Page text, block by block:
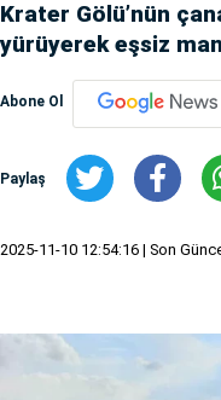
Krater Gölü’nün
yürüyerek eşsiz
Abone Ol
Paylaş
2025-11-10 12:54:16 | Son